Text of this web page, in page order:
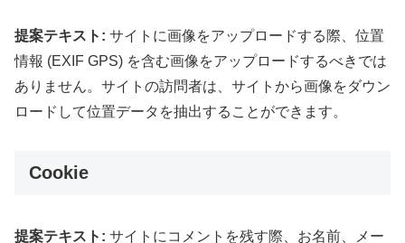
提案テキスト: サイトに画像をアップロードする際、位置
情報 (EXIF GPS) を含む画像をアップロードするべきでは
ありません。サイトの訪問者は、サイトから画像をダウン
ロードして位置データを抽出することができます。
Cookie
提案テキスト: サイトにコメントを残す際、お名前、メー